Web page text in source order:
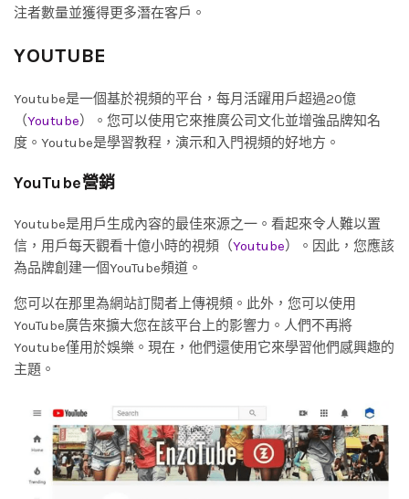
注者數量並獲得更多潛在客戶。
YOUTUBE
Youtube是一個基於視頻的平台，每月活躍用戶超過20億
（Youtube）。您可以使用它來推廣公司文化並增強品牌知名
度。Youtube是學習教程，演示和入門視頻的好地方。
YouTube營銷
Youtube是用戶生成內容的最佳來源之一。看起來令人難以置
信，用戶每天觀看十億小時的視頻（Youtube）。因此，您應該
為品牌創建一個YouTube頻道。
您可以在那里為網站訂閱者上傳視頻。此外，您可以使用
YouTube廣告來擴大您在該平台上的影響力。人們不再將
Youtube僅用於娛樂。現在，他們還使用它來學習他們感興趣的
主題。